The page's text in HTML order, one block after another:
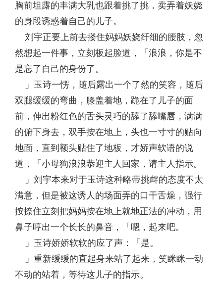
胸前坦露的丰满大乳也跟着挑了挑，卖弄着妖娆
的身段诱惑着自己的儿子。
刘宇正要上前去搂住妈妈妖娆纤细的腰肢，忽
然想起一件事，立刻板起脸道，「浪浪，你是不
是忘了自己的身份了。
」玉诗一愣，随后露出一个了然的笑容，随后
双腿缓缓的弯曲，膝盖着地，跪在了儿子的面
前，伸出粉红色的舌头灵巧的舔了舔嘴唇，满满
的俯下身去，双手按在地上，头也一寸寸的贴向
地面，直到额头贴住了地板，才娇声软语的说
道，「小母狗浪浪恭迎主人回家，请主人指示。
」刘宇本来对于玉诗这种略带挑衅的态度不太
满意，但是被这诱人的场面弄的口干舌燥，强行
按捺住立刻把妈妈按在地上就地正法的冲动，用
鼻子哼出一个长长的鼻音，「嗯，起来吧。
」玉诗娇娇软软的应了声：「是。
」重新缓缓的直起身来站了起来，笑眯眯一动
不动的站着，等待这儿子的指示。